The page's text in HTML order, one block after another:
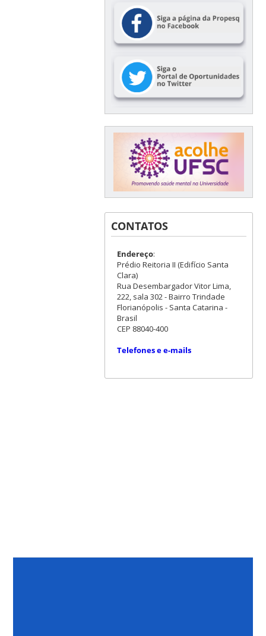
CONTATOS
Endereço:
Prédio Reitoria II (Edifício Santa
Clara)
Rua Desembargador Vitor Lima,
222, sala 302 - Bairro Trindade
Florianópolis - Santa Catarina -
Brasil
CEP 88040-400
Telefones e e-mails